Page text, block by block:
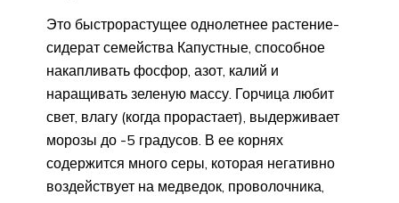
Это быстрорастущее однолетнее растение-
сидерат семейства Капустные, способное
накапливать фосфор, азот, калий и
наращивать зеленую массу. Горчица любит
свет, влагу (когда прорастает), выдерживает
морозы до -5 градусов. В ее корнях
содержится много серы, которая негативно
воздействует на медведок, проволочника,